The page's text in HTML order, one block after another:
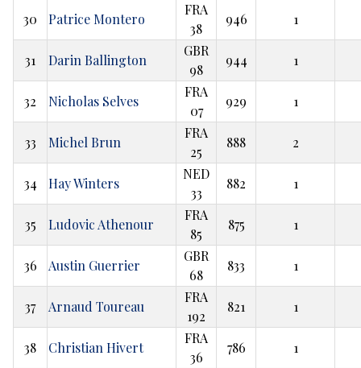
30 Patrice Montero
FRA
38
946 1
31 Darin Ballington
GBR
98
944 1
32 Nicholas Selves
FRA
07
929 1
33 Michel Brun
FRA
25
888 2
34 Hay Winters
NED
33
882 1
35 Ludovic Athenour
FRA
85
875 1
36 Austin Guerrier
GBR
68
833 1
37 Arnaud Toureau
FRA
192
821 1
38 Christian Hivert
FRA
36
786 1